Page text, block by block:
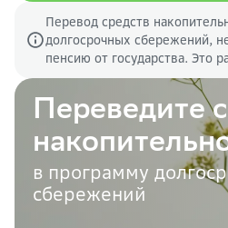
Перевод средств
долгосрочных сбережений,
пенсию от государства. Это
Переведите
в программу
сбережений